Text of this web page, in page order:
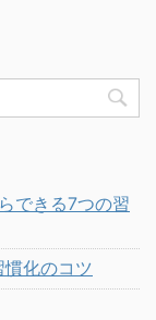
できる7つの習
化のコツ